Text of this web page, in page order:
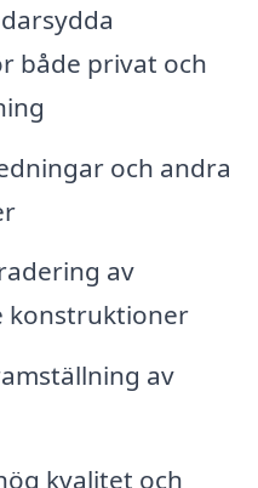
både privat och
och andra
av
konstruktioner
av
kvalitet och